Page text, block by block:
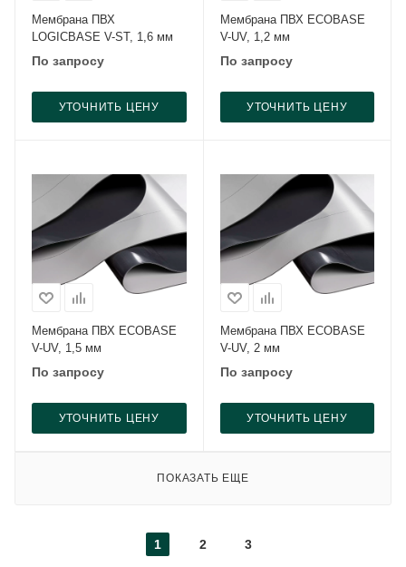
Мембрана ПВХ
LOGICBASE V-ST, 1,6 мм
По запросу
УТОЧНИТЬ ЦЕНУ
Мембрана ПВХ ECOBASE
V-UV, 1,2 мм
По запросу
УТОЧНИТЬ ЦЕНУ
Мембрана ПВХ ECOBASE
V-UV, 1,5 мм
По запросу
УТОЧНИТЬ ЦЕНУ
Мембрана ПВХ ECOBASE
V-UV, 2 мм
По запросу
УТОЧНИТЬ ЦЕНУ
ПОКАЗАТЬ ЕЩЕ
1 2 3